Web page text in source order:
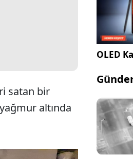
satan bir
altında
OLED